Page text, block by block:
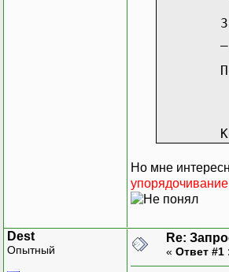
Запр =
Но мне
Dest
Опытный
Re:
« Ответ #1